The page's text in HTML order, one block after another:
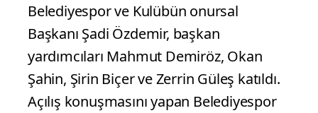
Belediyespor ve Kulübün onursal
Başkanı Şadi Özdemir, başkan
yardımcıları Mahmut Demiröz, Okan
Şahin, Şirin Biçer ve Zerrin Güleş katıldı.
Açılış konuşmasını yapan Belediyespor